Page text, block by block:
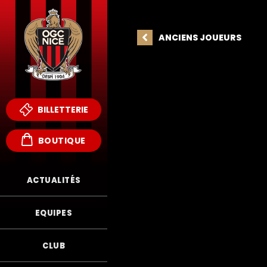
BILLETTERIE
BOUTIQUE
ACTUALITÉS
EQUIPES
CLUB
ANCIENS JOUEURS